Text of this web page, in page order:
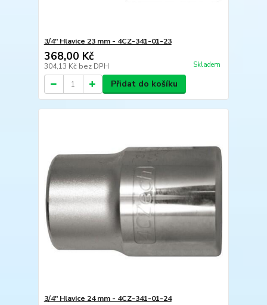
3/4" Hlavice 23 mm - 4CZ-341-01-23
368,00 Kč
304,13 Kč bez DPH Skladem
Přidat do košíku
3/4" Hlavice 24 mm - 4CZ-341-01-24